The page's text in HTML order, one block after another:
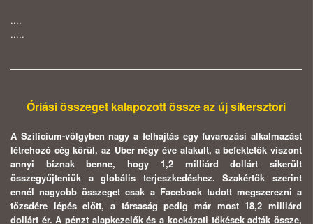
....
.....
Óriási összeget kalapozott össze az új sikersztori
A Szilícium-völgyben nagy a felhajtás egy fuvarozási alkalmazást
létrehozó cég körül, az Uber négy éve alakult, a befektetők viszont
annyi bíznak benne, hogy 1,2 milliárd dollárt sikerült
összegyűjteniük a globális terjeszkedéshez. Szakértők szerint
ennél nagyobb összeget csak a Facebook tudott megszerezni a
tőzsdére lépés előtt, a társaság pedig már most 18,2 milliárd
dollárt ér. A pénzt alapkezelők és a kockázati tőkések adták össze,